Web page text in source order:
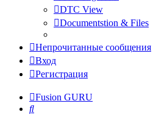
DTC View
Documentstion & Files
Непрочитанные сообщения
Вход
Регистрация
Fusion GURU
Поиск